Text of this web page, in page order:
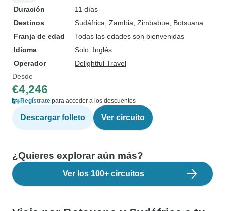
Duración
11 días
Destinos
Sudáfrica , Zambia , Zimbabue , Botsuana
Franja de edad
Todas las edades son bienvenidas
Idioma
Solo: Inglés
Operador
Delightful Travel
Desde
€4,246
Regístrate para acceder a los descuentos
Descargar folleto Ver circuito
¿Quieres explorar aún más?
Ver los 100+ circuitos